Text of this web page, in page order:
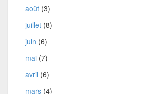
août (3)
juillet (8)
juin (6)
mai (7)
avril (6)
mars (4)